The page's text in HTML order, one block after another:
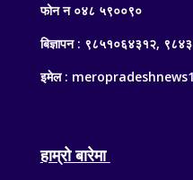
फोन न ०४८ ५९००९०
बिज्ञापन : ९८५१०६४३१२,
इमेल :
हाम्रो बारेमा